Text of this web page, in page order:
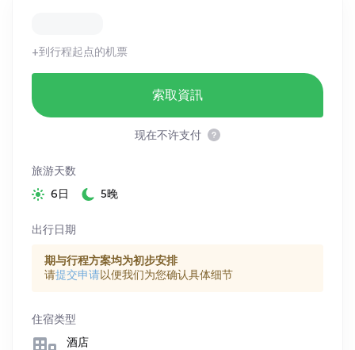
+到行程起点的机票
索取資訊
现在不许支付
旅游天数
6日
5晚
出行日期
期与行程方案均为初步安排
请提交申请以便我们为您确认具体细节
住宿类型
酒店